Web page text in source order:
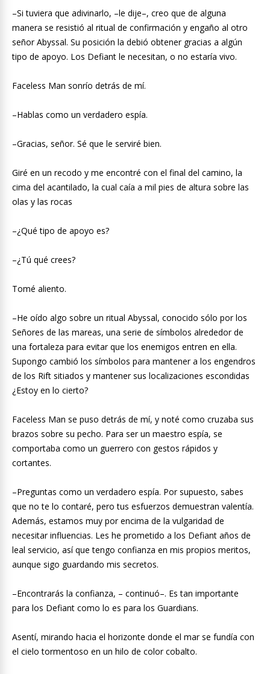
–Si tuviera que adivinarlo, –le dije–, creo que de alguna
manera se resistió al ritual de confirmación y engaño al otro
señor Abyssal. Su posición la debió obtener gracias a algún
tipo de apoyo. Los Defiant le necesitan, o no estaría vivo.
Faceless Man sonrío detrás de mí.
–Hablas como un verdadero espía.
–Gracias, señor. Sé que le serviré bien.
Giré en un recodo y me encontré con el final del camino, la
cima del acantilado, la cual caía a mil pies de altura sobre las
olas y las rocas
–¿Qué tipo de apoyo es?
–¿Tú qué crees?
Tomé aliento.
–He oído algo sobre un ritual Abyssal, conocido sólo por los
Señores de las mareas, una serie de símbolos alrededor de
una fortaleza para evitar que los enemigos entren en ella.
Supongo cambió los símbolos para mantener a los engendros
de los Rift sitiados y mantener sus localizaciones escondidas
¿Estoy en lo cierto?
Faceless Man se puso detrás de mí, y noté como cruzaba sus
brazos sobre su pecho. Para ser un maestro espía, se
comportaba como un guerrero con gestos rápidos y
cortantes.
–Preguntas como un verdadero espía. Por supuesto, sabes
que no te lo contaré, pero tus esfuerzos demuestran valentía.
Además, estamos muy por encima de la vulgaridad de
necesitar influencias. Les he prometido a los Defiant años de
leal servicio, así que tengo confianza en mis propios meritos,
aunque sigo guardando mis secretos.
–Encontrarás la confianza, – continuó–. Es tan importante
para los Defiant como lo es para los Guardians.
Asentí, mirando hacia el horizonte donde el mar se fundía con
el cielo tormentoso en un hilo de color cobalto.